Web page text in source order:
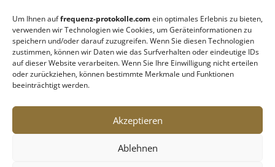
Um Ihnen auffrequenz-protokolle.com ein optimales Erlebnis zu bieten,
verwenden wir Technologien wie Cookies, um Geräteinformationen zu
speichern und/oder darauf zuzugreifen. Wenn Sie diesen Technologien
zustimmen, können wir Daten wie das Surfverhalten oder eindeutige IDs
auf dieser Website verarbeiten. Wenn Sie Ihre Einwilligung nicht erteilen
oder zurückziehen, können bestimmte Merkmale und Funktionen
beeinträchtigt werden.
Akzeptieren
Ablehnen
Dr. Hulda Clark
Robert C. Beck
Georges Lakhovsky
verwandte Pioniere
Datenschutz
Cookie-Richtlinie|AGB's